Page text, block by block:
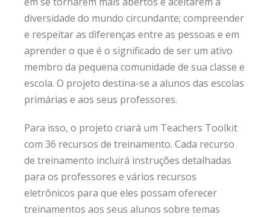
diversidade do mundo circundante; compreender
e respeitar as diferenças entre as pessoas e em
aprender o que é o significado de ser um ativo
membro da pequena comunidade de sua classe e
escola. O projeto destina-se a alunos das escolas
primárias e aos seus professores.
Para isso, o projeto criará um Teachers Toolkit
com 36 recursos de treinamento. Cada recurso
de treinamento incluirá instruções detalhadas
para os professores e vários recursos
eletrônicos para que eles possam oferecer
treinamentos aos seus alunos sobre temas